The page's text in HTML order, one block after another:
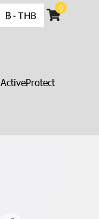
฿ - THB
0
ActiveProtect